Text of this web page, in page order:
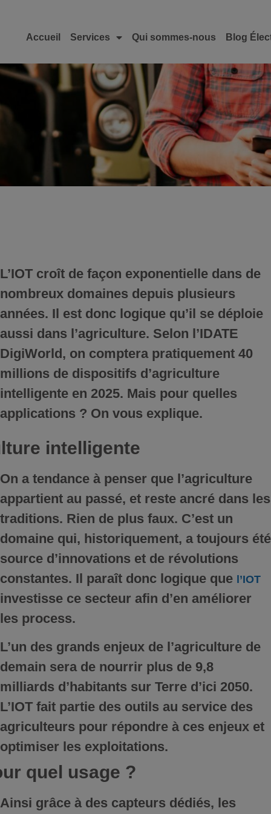
Accueil Services Qui sommes-nous Blog
L’IOTcroît de façon exponentielle dans de
nombreux domaines depuis plusieurs
années. Il est donc logique qu’il se déploie
aussi dans l’agriculture. Selon l’IDATE
DigiWorld, on comptera pratiquement 40
millions de dispositifs d’agriculture
intelligenteen 2025. Mais pour quelles
applications ? On vous explique.
intelligente
On a tendance à penser que l’agriculture
appartient au passé, et reste ancré dans les
traditions. Rien de plus faux. C’est un
domaine qui, historiquement, a toujours été
source d’innovations et de révolutions
constantes. Il paraît donc logique que l’IOT
investisse ce secteur afin d’en améliorer
les process.
L’un des grands enjeux de l’agriculture de
demain sera de nourrir plus de 9,8
milliards d’habitants sur Terre d’ici 2050.
L’IOT fait partie des outils au service des
agriculteurs pour répondre à ces enjeux et
optimiser les exploitations.
quel usage ?
Ainsi grâce à des capteurs dédiés, les